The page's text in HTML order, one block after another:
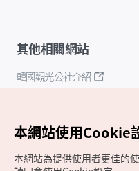
其他相關網站
韓國觀光公社介紹
本網站使用Cookie
本網站為提供使用者更佳的